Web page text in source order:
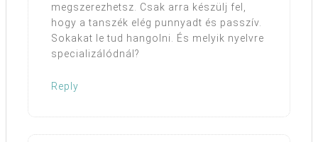
megszerezhetsz. Csak arra készülj fel,
hogy a tanszék elég punnyadt és passzív.
Sokakat le tud hangolni. És melyik nyelvre
specializálódnál?
Reply